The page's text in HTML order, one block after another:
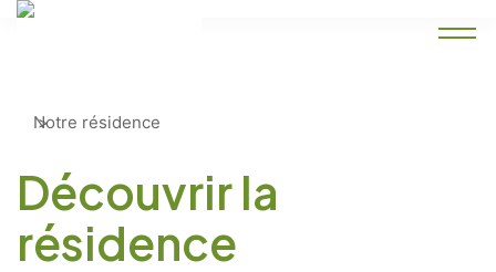
Accueil
Notre résidence
Découvrir la
résidence